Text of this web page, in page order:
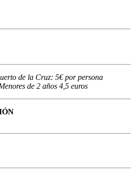
de la Cruz: 5€ por persona
de 2 años 4,5 euros